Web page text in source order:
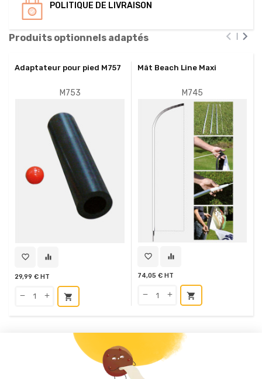
POLITIQUE DE LIVRAISON
Produits optionnels adaptés
Adaptateur pour pied M757
M753
favorite_border equalizer
29,99 € HT
shopping_cart
Mât Beach Line Maxi
M745
favorite_border equalizer
74,05 € HT
shopping_cart
 